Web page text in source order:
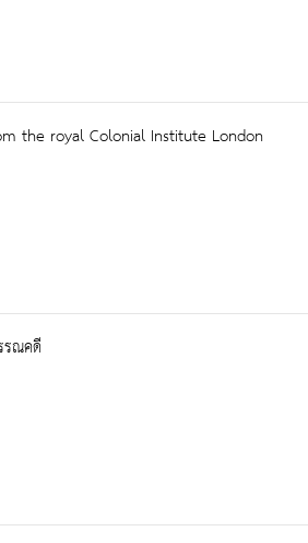
the royal Colonial Institute London
รณคดี